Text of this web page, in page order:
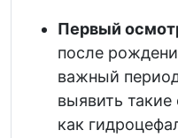
Первый
после
важный
выявить такие
как